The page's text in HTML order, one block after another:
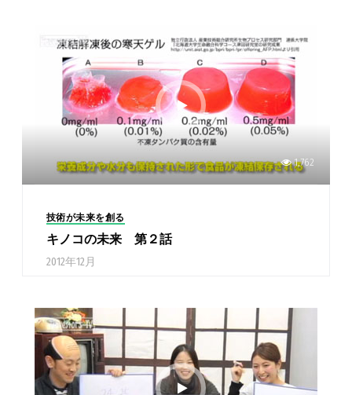
1,762
技術が未来を創る
キノコの未来 第２話
2012年12月